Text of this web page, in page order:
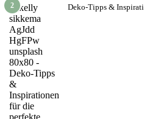
2 Deko-Tipps &